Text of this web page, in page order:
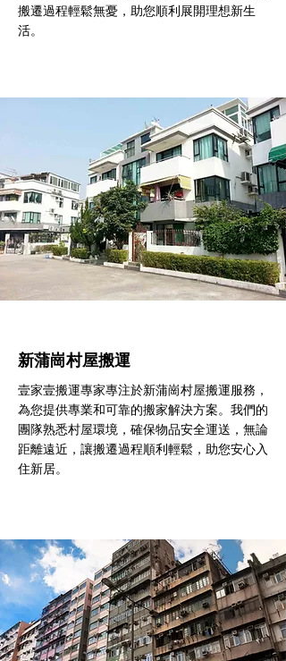
搬遷過程輕鬆無憂，助您順利展開理想新生
活。
新蒲崗村屋搬運
壹家壹搬運專家專注於新蒲崗村屋搬運服務，
為您提供專業和可靠的搬家解決方案。我們的
團隊熟悉村屋環境，確保物品安全運送，無論
距離遠近，讓搬遷過程順利輕鬆，助您安心入
住新居。